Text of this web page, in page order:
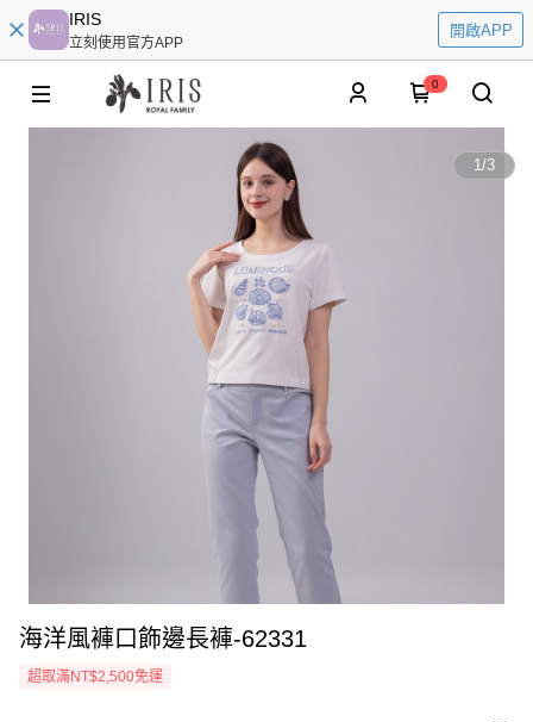
IRIS
立刻使用官方APP
開啟APP
0
1/3
海洋風褲口飾邊長褲-62331
超取滿NT$2,500免運